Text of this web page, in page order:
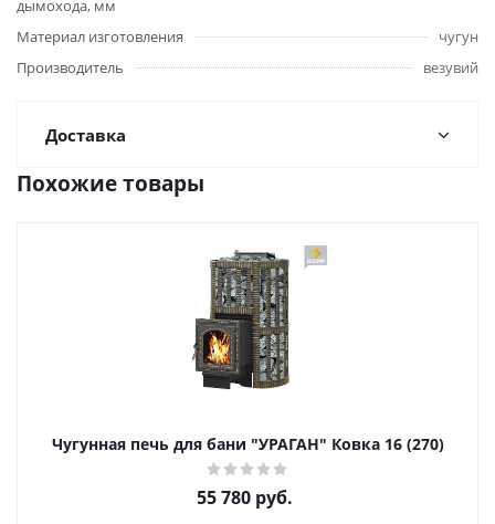
дымохода, мм
Материал изготовления
чугун
Производитель
везувий
Доставка
Похожие товары
Чугунная печь для бани "УРАГАН" Ковка 16 (270)
55 780руб.